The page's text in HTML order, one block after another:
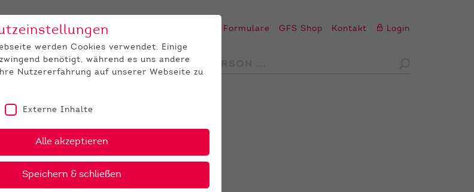
Formulare GFS Shop Kontakt Login
werden Cookies verwendet. Einige
benötigt, während es uns andere
Nutzererfahrung auf unserer Webseite zu
Externe Inhalte
Alle akzeptieren
Speichern & schließen